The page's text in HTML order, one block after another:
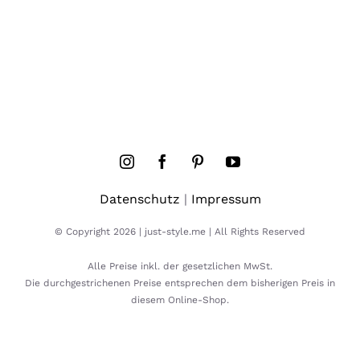
Datenschutz | Impressum
© Copyright 2026 | just-style.me | All Rights Reserved
Alle Preise inkl. der gesetzlichen MwSt.
Die durchgestrichenen Preise entsprechen dem bisherigen Preis in
diesem Online-Shop.